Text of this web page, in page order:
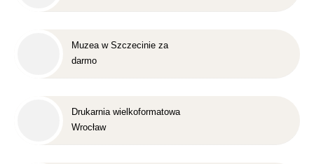
Muzea w Szczecinie za
darmo
Drukarnia wielkoformatowa
Wrocław